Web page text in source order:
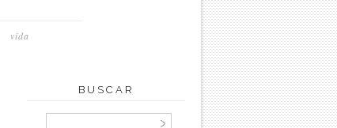
vida
BUSCAR